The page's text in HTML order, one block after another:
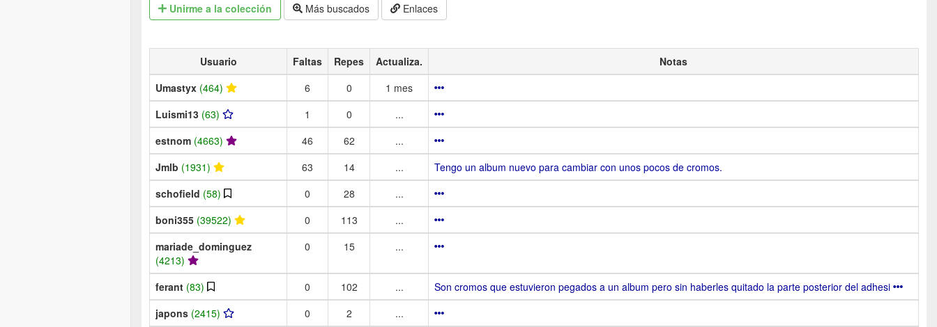
Unirme a la colección Más buscados Enlaces
Usuario Faltas Repes Actualiza.
Notas
Umastyx (464) 6 0
1 mes
Luismi13 (63) 1 0
...
estnom (4663) 46 62
...
Jmlb (1931) 63 14 ...
Tengo un album nuevo para cambiar con unos pocos de cromos.
schofield (58) 0 28
...
boni355 (39522) 0 113
...
mariade_dominguez
(4213)
0 15 ...
ferant (83) 0 102 ...
Son cromos que estuvieron pegados a un album pero sin haberles quitado la parte posterior del adhesi
japons (2415) 0 2 ...